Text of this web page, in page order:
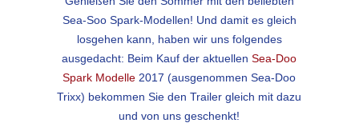
Sea-Soo Spark-Modellen! Und damit es gleich
losgehen kann, haben wir uns folgendes
ausgedacht: Beim Kauf der aktuellenSea-Doo
Spark Modelle 2017 (ausgenommen Sea-Doo
Trixx) bekommen Sie den Trailer gleich mit dazu
und von uns geschenkt!